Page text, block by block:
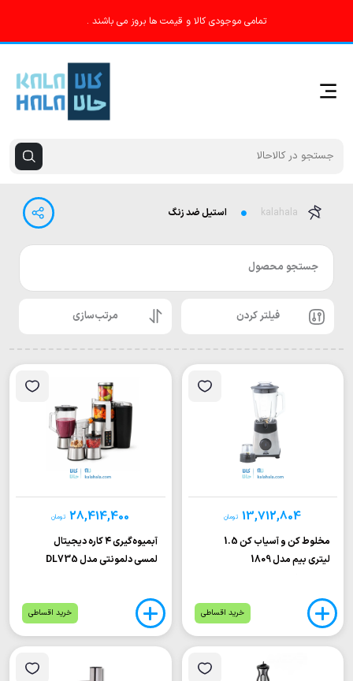
تمامی موجودی کالا و قیمت ها بروز می باشند .
kalahala استیل ضد زنگ
جستجو محصول
فیلتر کردن مرتب‌سازی
13,712,804 تومان
مخلوط کن و آسیاب کن 1.5
لیتری بیم مدل 1809
خرید اقساطی
28,414,400 تومان
آبمیوه‌گیری ۴ کاره دیجیتال
لمسی دلمونتی مدل DL735
خرید اقساطی